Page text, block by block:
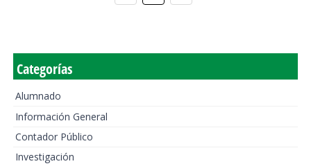
Categorías
Alumnado
Información General
Contador Público
Investigación